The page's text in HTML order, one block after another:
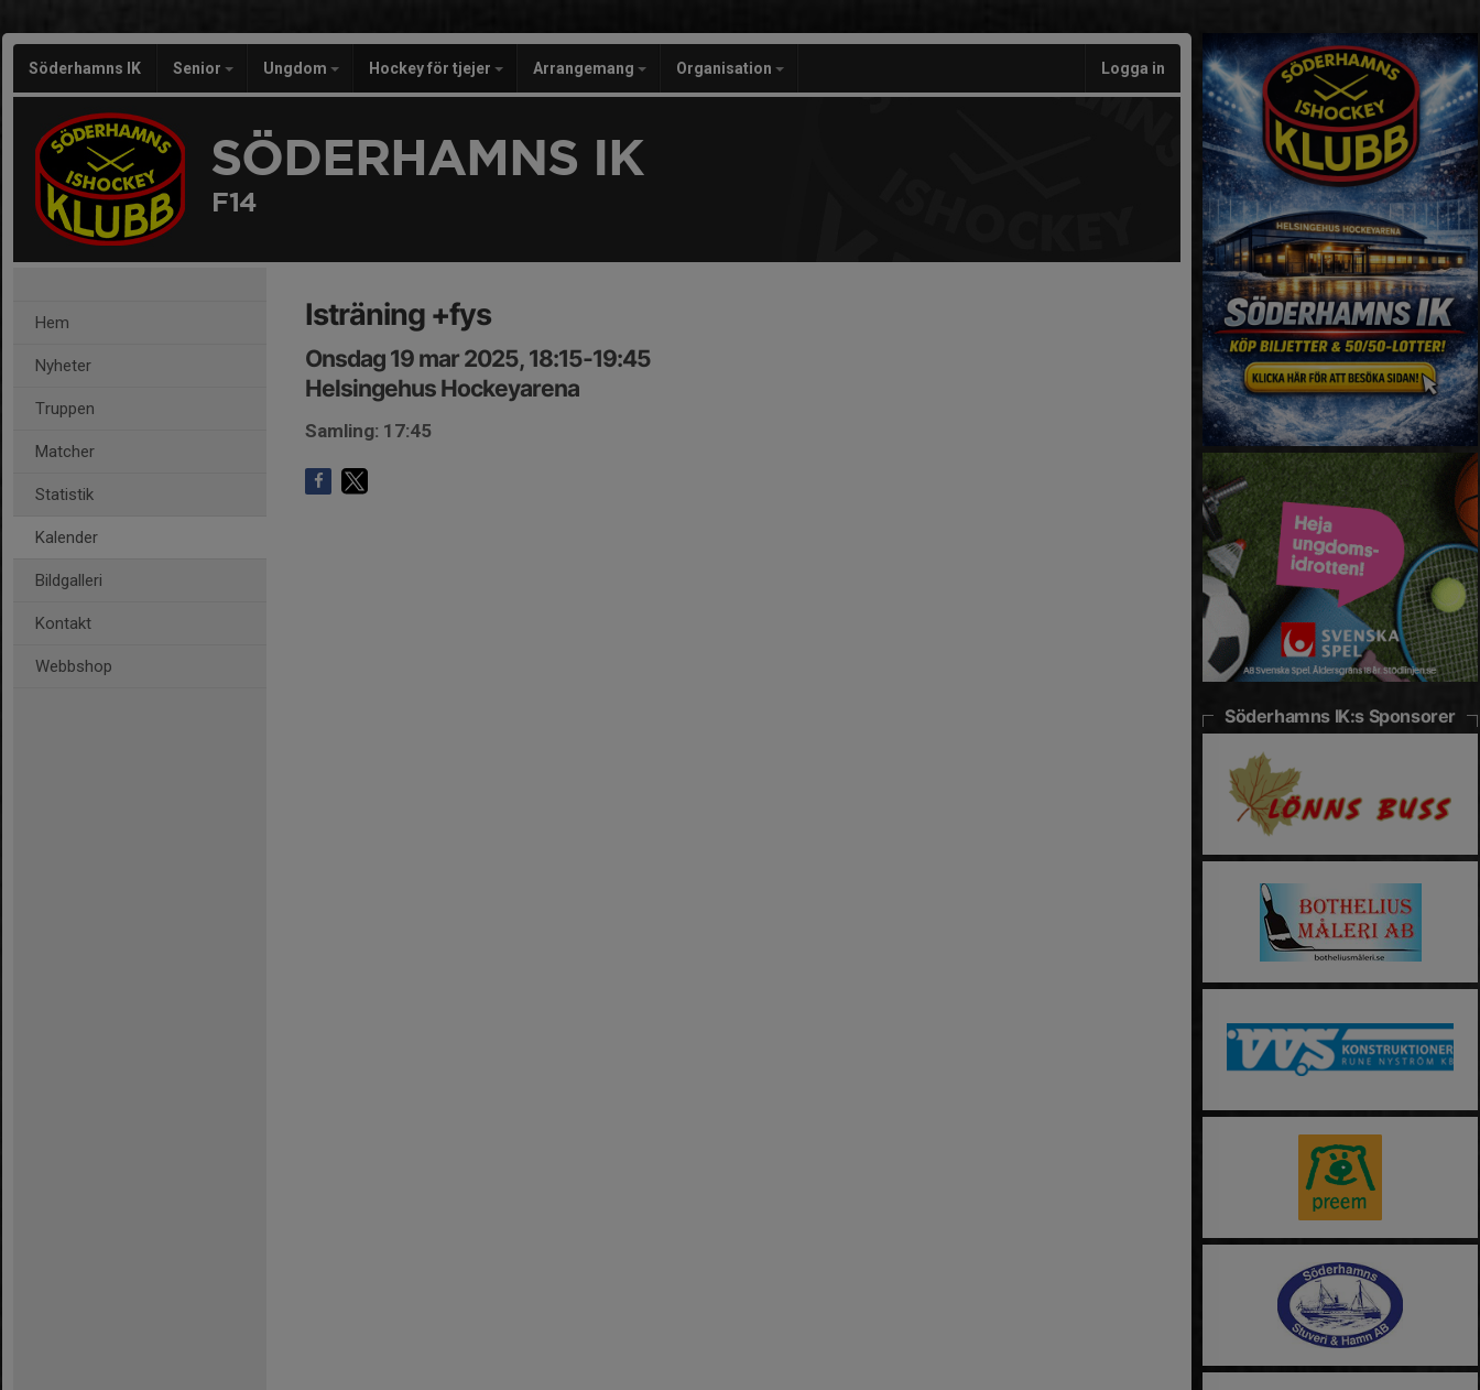
Söderhamns IK Senior Ungdom Hockey för tjejer Arrangemang Organisation Logga in
SÖDERHAMNS IK
F14
Hem
Nyheter
Truppen
Matcher
Statistik
Kalender
Bildgalleri
Kontakt
Webbshop
Isträning +fys
Onsdag 19 mar 2025, 18:15-19:45
Helsingehus Hockeyarena
Samling: 17:45
Söderhamns IK:s Sponsorer